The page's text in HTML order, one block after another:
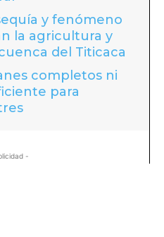
y fenómeno
la agricultura y
del Titicaca
completos ni
para
-